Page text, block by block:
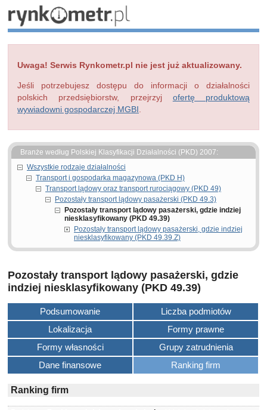
Uwaga! Serwis Rynkometr.pl nie jest już aktualizowany.
Jeśli potrzebujesz dostępu do informacji o działalności
polskich przedsiębiorstw, przejrzyj ofertę produktową
wywiadowni gospodarczej MGBI
Branże według Polskiej Klasyfikacji Działalności (PKD) 2007:
Wszystkie rodzaje działalności
Transport i gospodarka magazynowa (PKD H)
Transport lądowy oraz transport rurociągowy (PKD 49)
Pozostały transport lądowy pasażerski (PKD 49.3)
Pozostały transport lądowy pasażerski, gdzie indziej
niesklasyfikowany (PKD 49.39)
Pozostały transport lądowy pasażerski, gdzie indziej
niesklasyfikowany (PKD 49.39.Z)
Pozostały transport lądowy pasażerski, gdzie
indziej niesklasyfikowany (PKD 49.39)
Podsumowanie
Liczba podmiotów
Lokalizacja
Formy prawne
Formy własności
Grupy zatrudnienia
Dane finansowe
Ranking firm
Ranking firm